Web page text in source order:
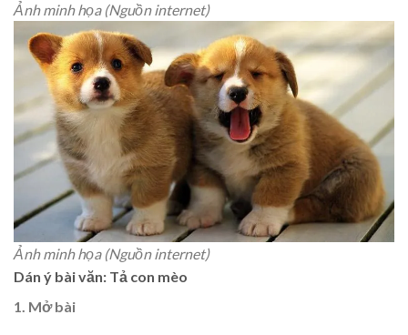
Ảnh minh họa (Nguồn internet)
Ảnh minh họa (Nguồn internet)
Dán ý bài văn: Tả con mèo
1. Mở bài